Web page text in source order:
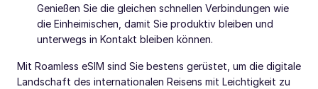
Genießen Sie die gleichen schnellen Verbindungen wie
die Einheimischen, damit Sie produktiv bleiben und
unterwegs in Kontakt bleiben können.
Mit Roamless eSIM sind Sie bestens gerüstet, um die digitale
Landschaft des internationalen Reisens mit Leichtigkeit zu